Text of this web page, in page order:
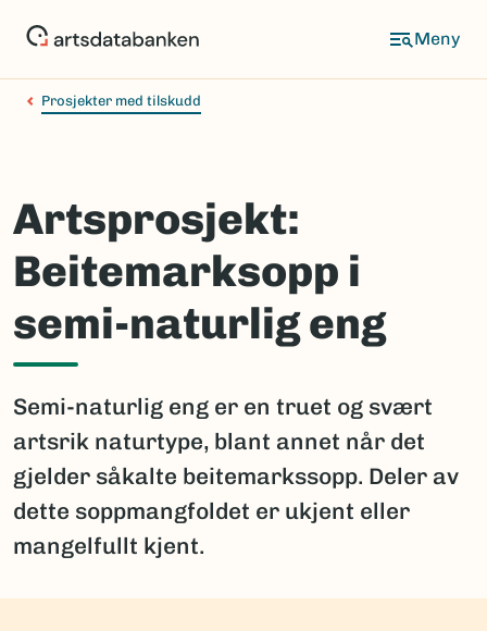
Prosjekter med tilskudd
Artsprosjekt:
Beitemarksopp i
semi-naturlig eng
Semi-naturlig eng er en truet og svært
artsrik naturtype, blant annet når det
gjelder såkalte beitemarkssopp. Deler av
dette soppmangfoldet er ukjent eller
mangelfullt kjent.